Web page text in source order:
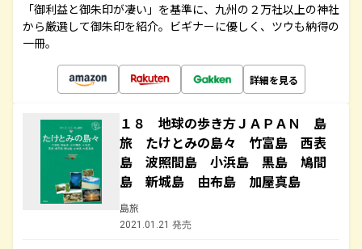
「御利益と御朱印が凄い」を基準に、九州の２万社以上の神社
から厳選して御朱印を紹介。ビギナーに優しく、ツウも納得の
一冊。
詳細を見る
１８ 地球の歩き方ＪＡＰＡＮ 島
旅 たけとみの島々 竹富島 西表
島 波照間島 小浜島 黒島 鳩間
島 新城島 由布島 加屋真島
島旅
2021.01.21 発売